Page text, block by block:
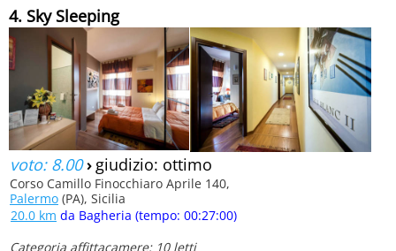
4. Sky Sleeping
voto: 8.00› giudizio: ottimo
Corso Camillo Finocchiaro Aprile 140,
Palermo (PA), Sicilia
20.0 km da Bagheria (tempo: 00:27:00)
Categoria affittacamere: 10 letti